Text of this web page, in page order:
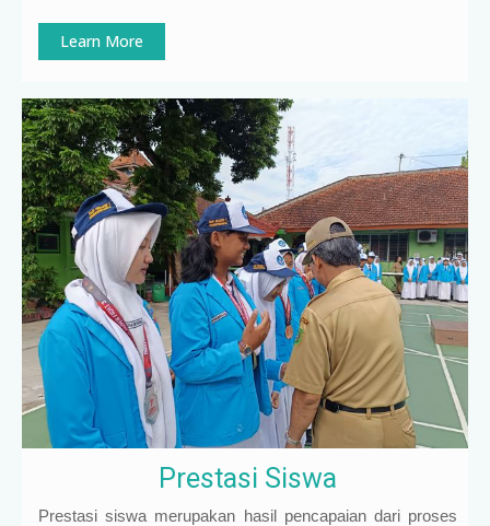
Learn More
Prestasi Siswa
Prestasi siswa merupakan hasil pencapaian dari proses